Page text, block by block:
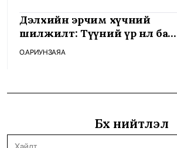
Дэлхийн эрчим хүчний
шилжилт: Түүний үр нөлөө ба
Монголд нээгдэх боломжууд
О.АРИУНЗАЯА
Бүх нийтлэл